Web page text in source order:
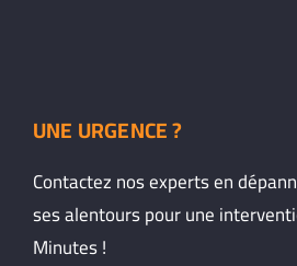
UNE URGENCE ?
Contactez nos experts en
ses alentours pour une
Minutes !